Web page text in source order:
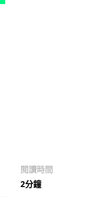
閱讀時間
2分鐘